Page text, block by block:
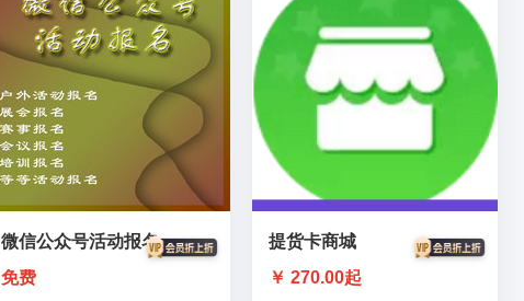
微信公众号活动报名
免费
提货卡商城
￥ 270.00起